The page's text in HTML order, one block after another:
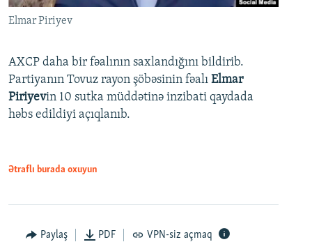
Elmar Piriyev
AXCP daha bir fəalının saxlandığını bildirib.
Partiyanın Tovuz rayon şöbəsinin fəalı Elmar
Piriyevin 10 sutka müddətinə inzibati qaydada
həbs edildiyi açıqlanıb.
Ətraflı burada oxuyun
Paylaş PDF VPN-siz açmaq